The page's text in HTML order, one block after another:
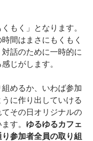
もく」となります。
間はまさにもくもく
話のために一時的に
じがします。
めるか、いわば参加
に作り出していける
その日オリジナルの
す。 ゆるゆるカフェ
参加者全員の取り組